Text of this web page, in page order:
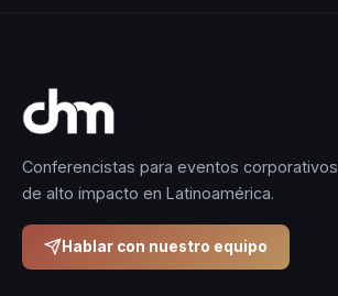
audiencias. Las
conferencias de
diseñadas para
vivencias
Conferencistas para eventos corporativos
de alto impacto en Latinoamérica.
Hablar con nuestro equipo